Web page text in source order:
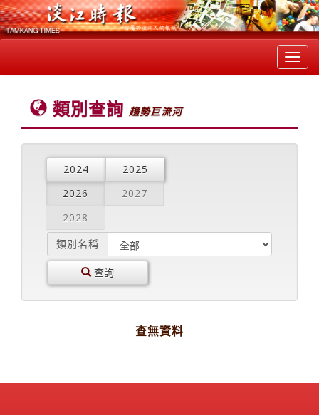
類別查詢 趨勢巨流河
2024
2025
2026
2027
2028
類別名稱
查詢
查無資料